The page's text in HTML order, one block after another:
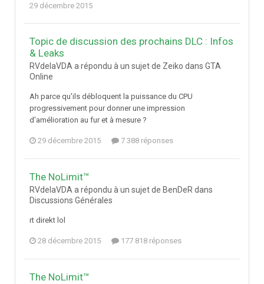
29 décembre 2015
Topic de discussion des prochains DLC : Infos
& Leaks
RVdelaVDA a répondu à un sujet de Zeiko dans GTA
Online
Ah parce qu'ils débloquent la puissance du CPU
progressivement pour donner une impression
d'amélioration au fur et à mesure ?
29 décembre 2015 7 388 réponses
The NoLimit™
RVdelaVDA a répondu à un sujet de BenDeR dans
Discussions Générales
rt direkt lol
28 décembre 2015 177 818 réponses
The NoLimit™